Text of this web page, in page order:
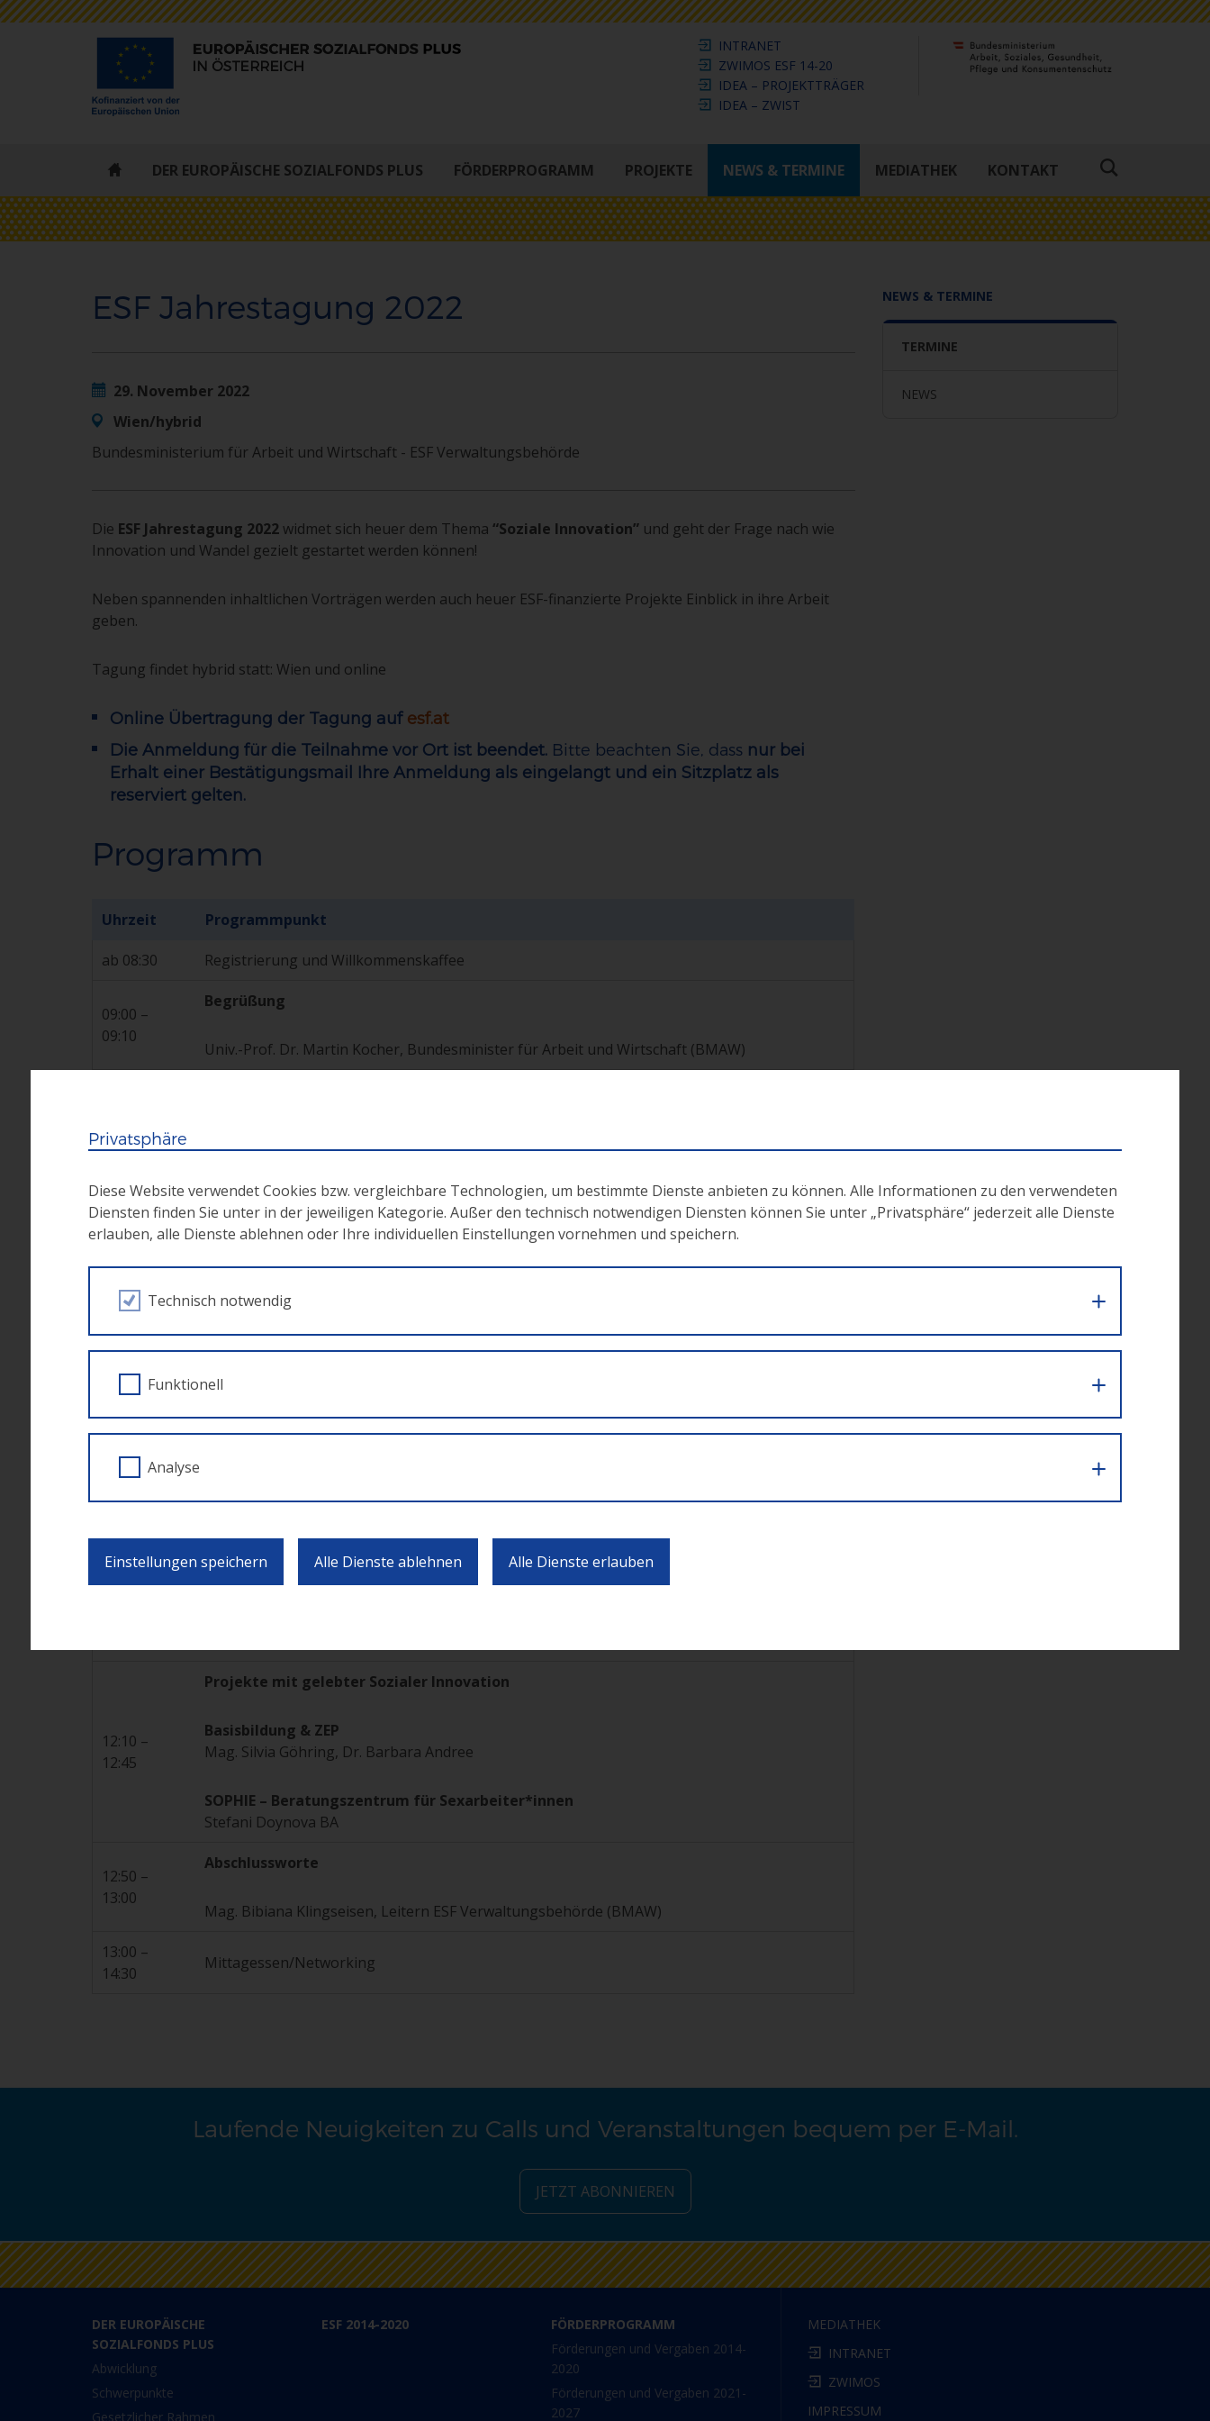
INTRANET
ZWIMOS ESF 14-20
IDEA – PROJEKTTRÄGER
IDEA – ZWIST
ESF
STARTSEITE
DER EUROPÄISCHE SOZIALFONDS PLUS FÖRDERPROGRAMM PROJEKTE NEWS & TERMINE MEDIATHEK KONTAKT
Suche
ESF Jahrestagung 2022
29. November 2022
Wien/hybrid
Bundesministerium für Arbeit und Wirtschaft - ESF Verwaltungsbehörde
Die ESF Jahrestagung 2022widmet sich heuer dem Thema “Soziale Innovation” und geht der Frage nach wie
Innovation und Wandel gezielt gestartet werden können!
Neben spannenden inhaltlichen Vorträgen werden auch heuer ESF-finanzierte Projekte Einblick in ihre Arbeit
geben.
Tagung findet hybrid statt: Wien und online
Online Übertragung der Tagung auf esf.at
Die Anmeldung für die Teilnahme vor Ort ist beendet. Bitte beachten Sie, dass nur bei
Erhalt einer Bestätigungsmail Ihre Anmeldung als eingelangt und ein Sitzplatz als
reserviert gelten.
Programm
Uhrzeit Programmpunkt
ab 08:30 Registrierung und Willkommenskaffee
09:00 –
09:10
Begrüßung
Univ.-Prof. Dr. Martin Kocher, Bundesminister für Arbeit und Wirtschaft (BMAW)
09:45 –
10:05
Perspektive
10:05 –
Prof. (FH) Dr. Martin Kolbinger, FH Salzburg
10:35 –
11:05
Podium
11:05 –
11:25
11:50
SI PLUS – auf dem Weg zu einem gemeinsamen Verständnis für soziale Innovation
Clara Moder MSc, mag. Barbara Wilsberger, SI PLUS Kompetenzzentrum
12:10 –
12:45
Projekte mit gelebter Sozialer Innovation
Basisbildung & ZEP
Mag. Silvia Göhring, Dr. Barbara Andree
SOPHIE – Beratungszentrum für Sexarbeiter*innen
Stefani Doynova BA
12:50 –
13:00
Abschlussworte
Mag. Bibiana Klingseisen, Leitern ESF Verwaltungsbehörde (BMAW)
13:00 –
14:30
Mittagessen/Networking
NEWS & TERMINE
TERMINE
NEWS
Laufende Neuigkeiten zu Calls und Veranstaltungen bequem per E-Mail.
JETZT ABONNIEREN
DER EUROPÄISCHE
SOZIALFONDS PLUS
Abwicklung
Schwerpunkte
Gesetzlicher Rahmen
ESF 2014-2020
FÖRDERPROGRAMM
Förderungen und Vergaben 2014-
2020
Förderungen und Vergaben 2021-
2027
MEDIATHEK
INTRANET
ZWIMOS
IMPRESSUM
Privatsphäre
Diese Website verwendet Cookies bzw. vergleichbare Technologien, um bestimmte Dienste anbieten zu können. Alle Informationen zu den verwendeten
Diensten finden Sie unter in der jeweiligen Kategorie. Außer den technisch notwendigen Diensten können Sie unter „Privatsphäre“ jederzeit alle Dienste
erlauben, alle Dienste ablehnen oder Ihre individuellen Einstellungen vornehmen und speichern.
Technisch notwendig
Funktionell
Analyse
Einstellungen speichern Alle Dienste ablehnen Alle Dienste erlauben